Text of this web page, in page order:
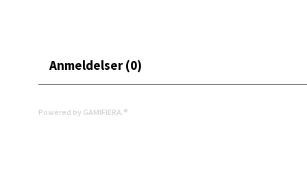
Anmeldelser (0)
Powered by GAMIFIERA.®
0 i